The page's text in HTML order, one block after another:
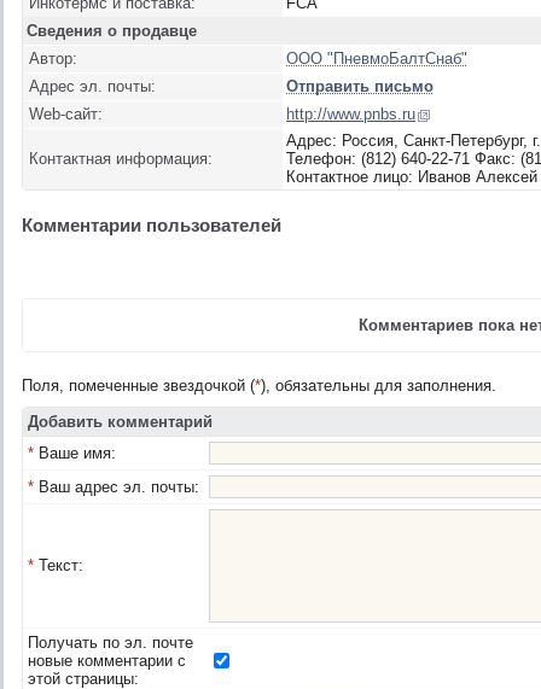
Сведения о продавце
Автор:
ООО "ПневмоБалтСнаб"
Адрес эл. почты:
Отправить письмо
Web-сайт:
http://www.pnbs.ru
Контактная информация:
Адрес: Россия, Санкт-Петербург,
Телефон: (812) 640-22-71 Факс:
Контактное лицо: Иванов
Комментарии пользователей
Комментариев пока
Поля, помеченные звездочкой (*), обязательны для заполнения.
Добавить комментарий
* Ваше имя:
* Ваш адрес эл. почты:
* Текст:
Получать по эл. почте
новые комментарии с
этой страницы: